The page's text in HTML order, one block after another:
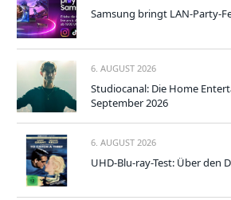
Samsung bringt LAN-Party-
6. AUGUST 2026
Studiocanal: Die Home
September 2026
6. AUGUST 2026
UHD-Blu-ray-Test: Über den